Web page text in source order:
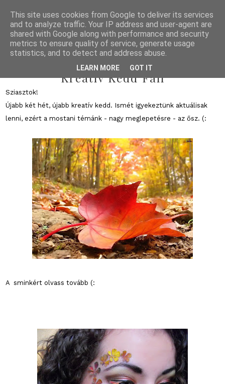
2011/11/01
Kreatív Kedd Fall
Sziasztok!
Újabb két hét, újabb kreatív kedd. Ismét igyekeztünk aktuálisak
lenni, ezért a mostani témánk - nagy meglepetésre - az ősz. (:
A sminkért olvass tovább (:
This site uses cookies from Google to deliver its services
and to analyze traffic. Your IP address and user-agent are
shared with Google along with performance and security
metrics to ensure quality of service, generate usage
statistics, and to detect and address abuse.
LEARN MORE GOT IT